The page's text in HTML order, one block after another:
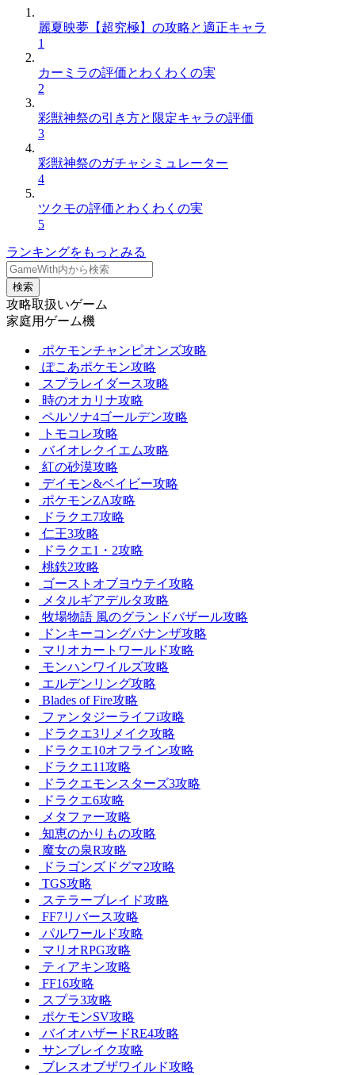
麗夏映夢【超究極】の攻略と適正キャラ
1
カーミラの評価とわくわくの実
2
彩獣神祭の引き方と限定キャラの評価
3
彩獣神祭のガチャシミュレーター
4
ツクモの評価とわくわくの実
5
ランキングをもっとみる
検索
攻略取扱いゲーム
家庭用ゲーム機
ポケモンチャンピオンズ攻略
ぽこあポケモン攻略
スプラレイダース攻略
時のオカリナ攻略
ペルソナ4ゴールデン攻略
トモコレ攻略
バイオレクイエム攻略
紅の砂漠攻略
デイモン&ベイビー攻略
ポケモンZA攻略
ドラクエ7攻略
仁王3攻略
ドラクエ1・2攻略
桃鉄2攻略
ゴーストオブヨウテイ攻略
メタルギアデルタ攻略
牧場物語 風のグランドバザール攻略
ドンキーコングバナンザ攻略
マリオカートワールド攻略
モンハンワイルズ攻略
エルデンリング攻略
Blades of Fire攻略
ファンタジーライフi攻略
ドラクエ3リメイク攻略
ドラクエ10オフライン攻略
ドラクエ11攻略
ドラクエモンスターズ3攻略
ドラクエ6攻略
メタファー攻略
知恵のかりもの攻略
魔女の泉R攻略
ドラゴンズドグマ2攻略
TGS攻略
ステラーブレイド攻略
FF7リバース攻略
パルワールド攻略
マリオRPG攻略
ティアキン攻略
FF16攻略
スプラ3攻略
ポケモンSV攻略
バイオハザードRE4攻略
サンブレイク攻略
ブレスオブザワイルド攻略